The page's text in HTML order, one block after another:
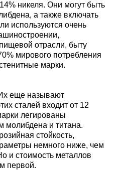
никеля. Они могут быть
а также включать
используются очень
отрасли, быту
мирового потребления
марки.
еще называют
сталей входит от 12
легированы
молибдена и титана.
стойкость,
немного ниже, чем
и стоимость металлов
первой.